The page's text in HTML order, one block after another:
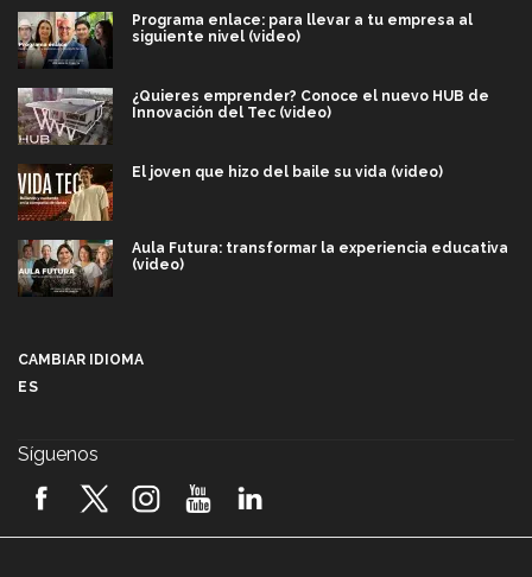
Programa enlace: para llevar a tu empresa al
siguiente nivel (video)
¿Quieres emprender? Conoce el nuevo HUB de
Innovación del Tec (video)
El joven que hizo del baile su vida (video)
Aula Futura: transformar la experiencia educativa
(video)
2026! (video)
CAMBIAR IDIOMA
ES
Síguenos